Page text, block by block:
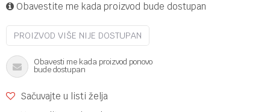
Obavestite me kada proizvod bude dostupan
PROIZVOD VIŠE NIJE DOSTUPAN
Obavesti me kada proizvod ponovo
bude dostupan
Sačuvajte u listi želja